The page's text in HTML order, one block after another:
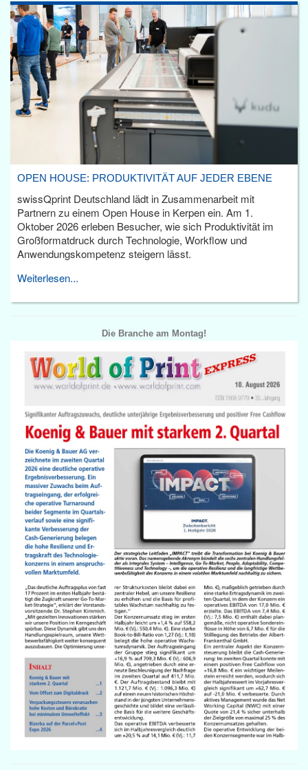
OPEN HOUSE: PRODUKTIVITÄT AUF JEDER EBENE
swissQprint Deutschland lädt in Zusammenarbeit mit
Partnern zu einem Open House in Kerpen ein. Am 1.
Oktober 2026 erleben Besucher, wie sich Produktivität im
Großformatdruck durch Technologie, Workflow und
Anwendungskompetenz steigern lässt.
Weiterlesen...
Die Branche am Montag!